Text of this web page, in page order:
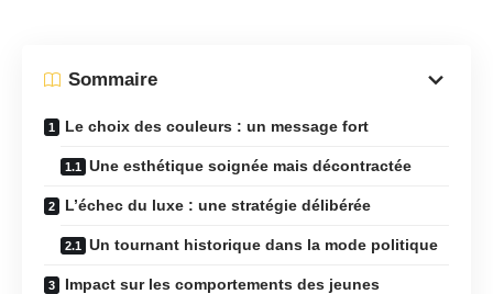
Sommaire
Le choix des couleurs : un message fort
Une esthétique soignée mais décontractée
L’échec du luxe : une stratégie délibérée
Un tournant historique dans la mode politique
Impact sur les comportements des jeunes